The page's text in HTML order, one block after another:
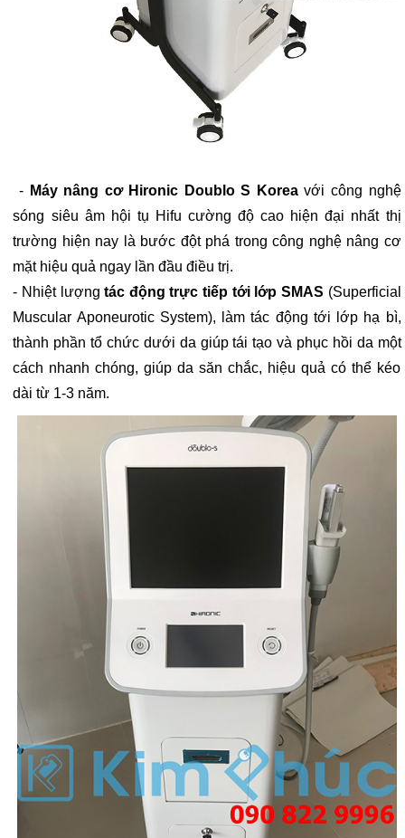
- Máy nâng cơ Hironic Doublo S Koreavới công nghệ
sóng siêu âm hội tụ Hifu cường độ cao hiện đại nhất thị
trường hiện nay là bước đột phá trong công nghệ nâng cơ
mặt hiệu quả ngay lần đầu điều trị.
- Nhiệt lượngtác động trực tiếp tới lớp SMAS (Superficial
Muscular Aponeurotic System), làm tác động tới lớp hạ bì,
thành phần tổ chức dưới da giúp tái tạo và phục hồi da một
cách nhanh chóng, giúp da săn chắc, hiệu quả có thể kéo
dài từ 1-3 năm.